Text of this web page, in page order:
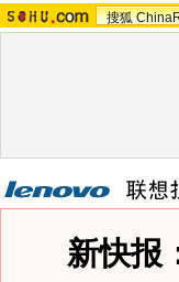
搜狐
新快报